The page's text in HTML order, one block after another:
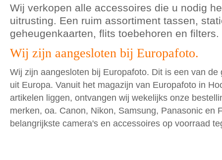
Wij verkopen alle accessoires die u nodig
uitrusting. Een ruim assortiment tassen,
geheugenkaarten, flits toebehoren en
Wij zijn aangesloten bij Europafoto.
Wij zijn aangesloten bij Europafoto. Dit is een van de
uit Europa. Vanuit het magazijn van Europafoto in
artikelen liggen, ontvangen wij wekelijks onze
merken, oa. Canon, Nikon, Samsung, Panasonic en
belangrijkste camera's en accessoires op voorraad